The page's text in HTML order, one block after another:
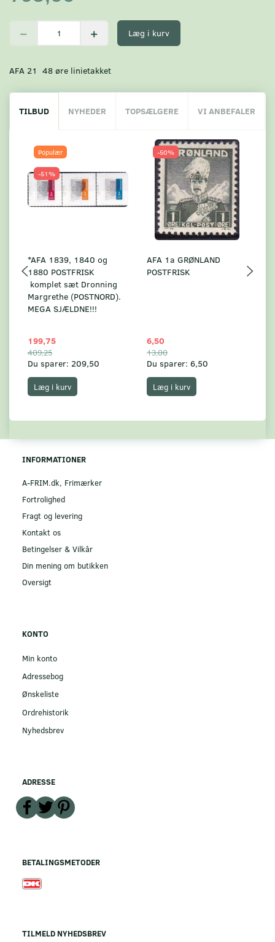
Læg i kurv
AFA 21 48 øre linietakket
TILBUD NYHEDER TOPSÆLGERE VI ANBEFALER
Populær
-51%
*AFA 1839, 1840 og
1880 POSTFRISK
komplet sæt Dronning
Margrethe (POSTNORD).
MEGA SJÆLDNE!!!
199,75
409,25
Du sparer: 209,50
Læg i kurv
-50%
AFA 1a GRØNLAND
POSTFRISK
6,50
13,00
Du sparer: 6,50
Læg i kurv
INFORMATIONER
A-FRIM.dk, Frimærker
Fortrolighed
Fragt og levering
Kontakt os
Betingelser & Vilkår
Din mening om butikken
Oversigt
KONTO
Min konto
Adressebog
Ønskeliste
Ordrehistorik
Nyhedsbrev
ADRESSE
BETALINGSMETODER
TILMELD NYHEDSBREV